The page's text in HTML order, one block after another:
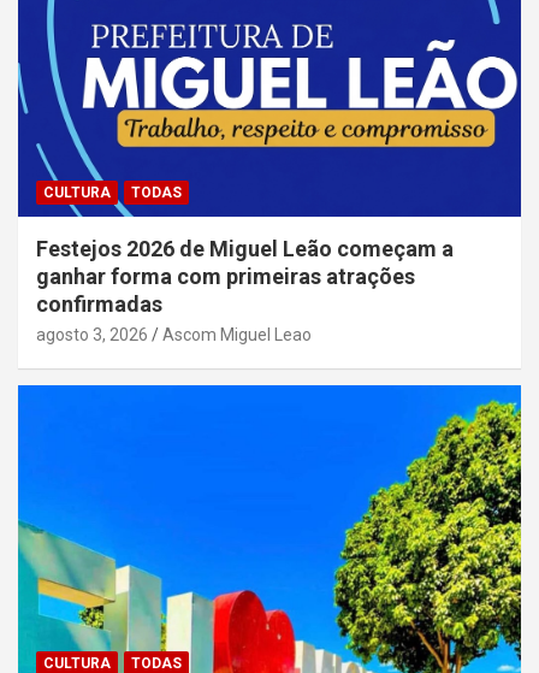
CULTURA TODAS
Festejos 2026 de Miguel Leão começam a
ganhar forma com primeiras atrações
confirmadas
agosto 3, 2026 Ascom Miguel Leao
CULTURA TODAS